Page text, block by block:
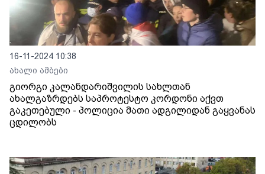
16-11-2024 10:38
ახალი ამბები
გიორგი კალანდარიშვილის სახლთან
ახალგაზრდებს საპროტესტო კორდონი აქვთ
გაკეთებული - პოლიცია მათი ადგილიდან გაყვანას
ცდილობს